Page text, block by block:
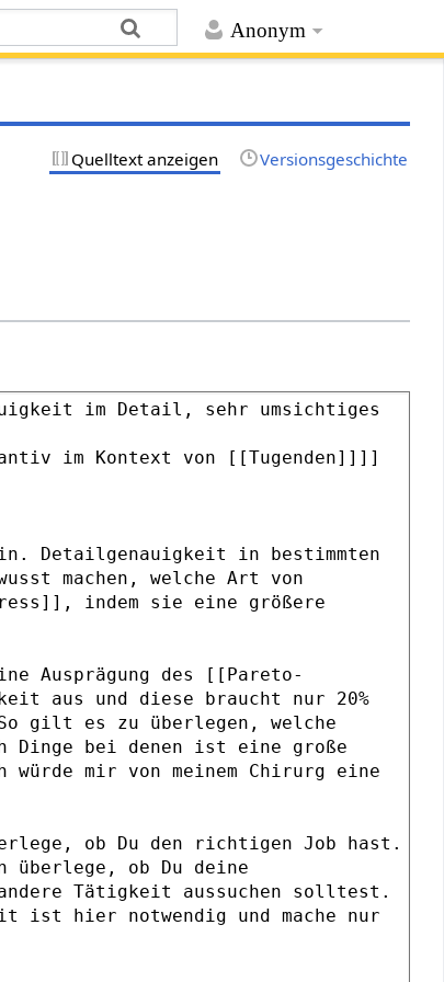
Anonym
Quelltext anzeigen Versionsgeschichte